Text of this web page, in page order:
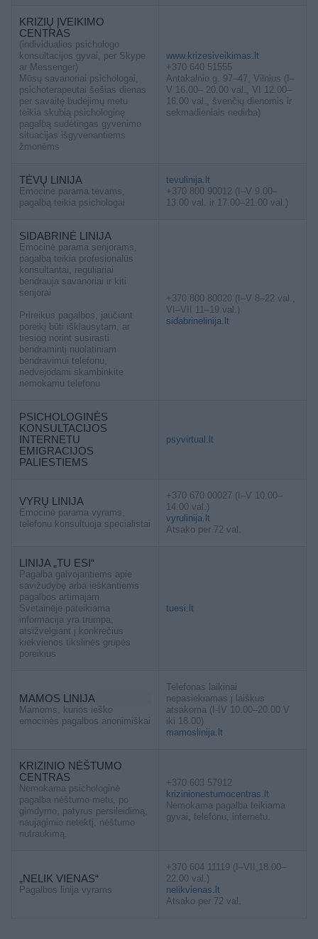
KRIZIŲ ĮVEIKIMO
CENTRAS
(individualios psichologo
konsultacijos gyvai, per Skype
ar Messenger)
Mūsų savanoriai psichologai,
psichoterapeutai šešias dienas
per savaitę budėjimų metu
teikia skubią psichologinę
pagalbą sudėtingas gyvenimo
situacijas išgyvenantiems
žmonėms
www.krizesiveikimas.lt
+370 640 51555
Antakalnio g. 97–47, Vilnius (I–
V 16.00– 20.00 val., VI 12.00–
16.00 val., švenčių dienomis ir
sekmadieniais nedirba)
TĖVŲ LINIJA
Emocinė parama tėvams,
pagalbą teikia psichologai
tevulinija.lt
+370 800 90012 (I–V 9.00–
13.00 val. ir 17.00–21.00 val.)
SIDABRINĖ LINIJA
Emocinė parama senjorams,
pagalbą teikia profesionalūs
konsultantai, reguliariai
bendrauja savanoriai ir kiti
senjorai
Prireikus pagalbos, jaučiant
poreikį būti išklausytam, ar
tiesiog norint susirasti
bendramintį nuolatiniam
bendravimui telefonu,
nedvejodami skambinkite
nemokamu telefonu
+370 800 80020 (I–V 8–22 val.,
VI–VII 11–19 val.)
sidabrinelinija.lt
PSICHOLOGINĖS
KONSULTACIJOS
INTERNETU
EMIGRACIJOS
PALIESTIEMS
psyvirtual.lt
VYRŲ LINIJA
Emocinė parama vyrams,
telefonu konsultuoja specialistai
+370 670 00027 (I–V 10.00–
14.00 val.)
vyrulinija.lt
Atsako per 72 val.
LINIJA „TU ESI“
Pagalba galvojantiems apie
savižudybę arba ieškantiems
pagalbos artimajam
Svetainėje pateikiama
informacija yra trumpa,
atsižvelgiant į konkrečius
kiekvienos tikslinės grupės
poreikius
tuesi.lt
MAMOS LINIJA
Mamoms, kurios ieško
emocinės pagalbos anonimiškai
Telefonas laikinai
nepasiekiamas į laiškus
atsakoma (I-IV 10.00–20.00 V
iki 18.00)
mamoslinija.lt
KRIZINIO NĖŠTUMO
CENTRAS
Nemokama psichologinė
pagalba nėštumo metu, po
gimdymo, patyrus persileidimą,
naujagimio netektį, nėštumo
nutraukimą.
+370 603 57912
krizinionestumocentras.lt
Nemokama pagalba teikiama
gyvai, telefonu, internetu.
„NELIK VIENAS“
Pagalbos linija vyrams
+370 604 11119 (I–VII,18.00–
22.00 val.)
nelikvienas.lt
Atsako per 72 val.